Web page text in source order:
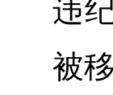
违
被